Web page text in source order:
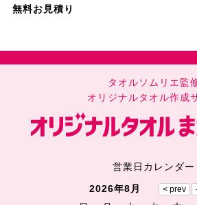
無料お見積り
タオルソムリエ監
オリジナルタオル作成
営業日カレンダー
2026年8月